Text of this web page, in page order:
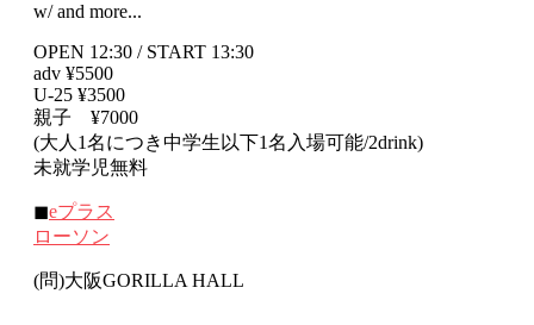
w/ and more...
OPEN 12:30 / START 13:30
adv ¥5500
U-25 ¥3500
親子 ¥7000
(大人1名につき中学生以下1名入場可能/2drink)
未就学児無料
◼︎eプラス
ローソン
(問)大阪GORILLA HALL